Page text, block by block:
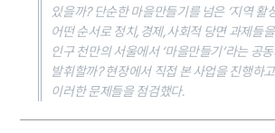
있을까? 단순한 마을만들기를 넘은 ‘지역 활
어떤 순서로 정치, 경제, 사회적 당면 과제들
인구 천만의 서울에서 ‘마을만들기’라는 공
발휘할까? 현장에서 직접 본 사업을 진행하
이러한 문제들을 점검했다.